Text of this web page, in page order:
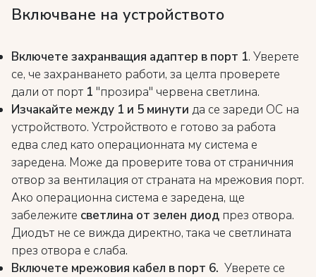
Включване на устройството
Включете захранващия адаптер в порт 1. Уверете
се, че захранването работи, за целта проверете
дали от порт 1 "прозира" червена светлина.
Изчакайте между 1 и 5 минути да се зареди ОС на
устройството. Устройството е готово за работа
едва след като операционната му система е
заредена. Може да проверите това от страничния
отвор за вентилация от страната на мрежовия порт.
Ако операционна система е заредена, ще
забележите светлина от зелен диод през отвора.
Диодът не се вижда директно, така че светлината
през отвора е слаба.
Включете мрежовия кабел в порт 6. Уверете се